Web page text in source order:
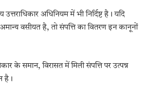
अधिनियम में भी निर्दिष्ट है। यदि
वसीयत है, तो संपत्ति का वितरण इन कानूनों
के समान, विरासत में मिली संपत्ति पर उत्पन्न
है।